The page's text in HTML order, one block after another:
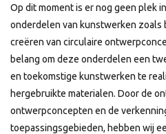
Op dit moment is er nog geen plek
onderdelen van kunstwerken zoals
creëren van circulaire
belang om deze onderdelen een
en toekomstige kunstwerken te
hergebruikte materialen. Door de
ontwerpconcepten en de
toepassingsgebieden, hebben wij